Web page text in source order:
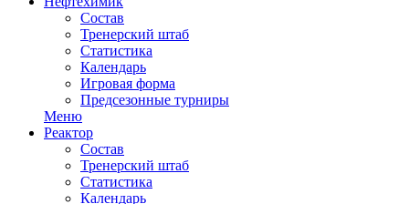
Состав
Тренерский штаб
Статистика
Календарь
Игровая форма
Предсезонные турниры
Меню
Реактор
Состав
Тренерский штаб
Статистика
Календарь